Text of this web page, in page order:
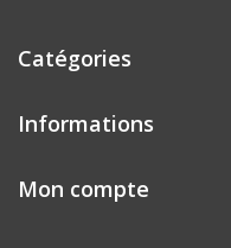
Catégories
Informations
Mon compte